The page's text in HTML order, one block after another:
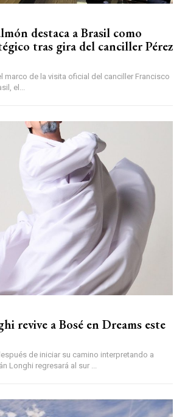
destaca a Brasil como
tras gira del canciller Pérez
marco de la visita oficial del canciller Francisco
el...
revive a Bosé en Dreams este
de iniciar su camino interpretando a
Longhi regresará al sur ...